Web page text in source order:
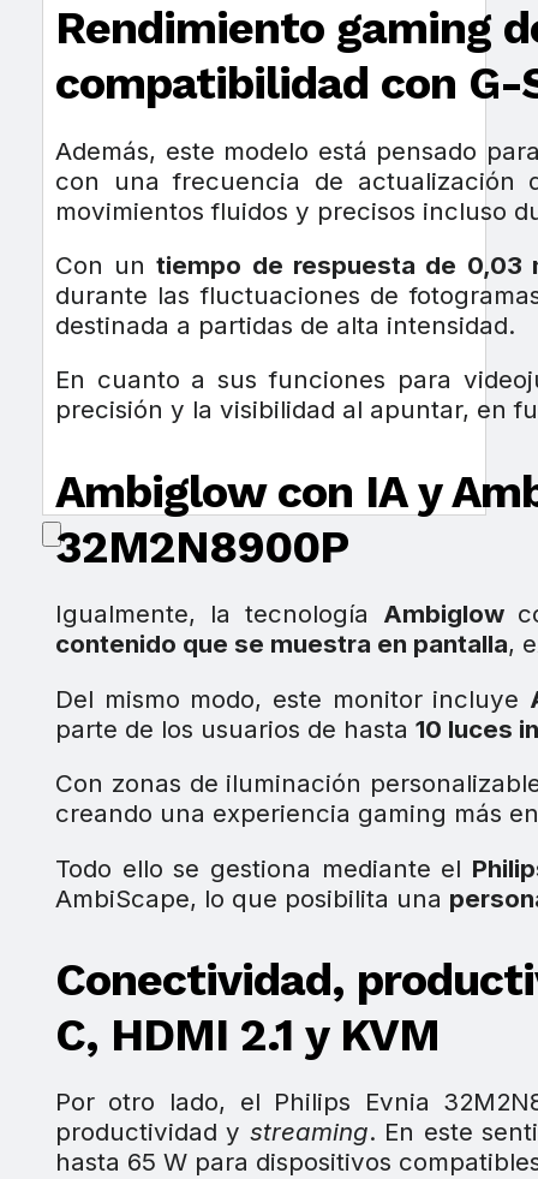
Rendimiento gaming
compatibilidad con G-
Además, este modelo está pensado
con una frecuencia de
movimientos fluidos y precisos incluso
Con untiempo de respuesta de 0,03
durante las fluctuaciones de
destinada a partidas de alta intensidad.
En cuanto a sus funciones para
precisión y la visibilidad al apuntar, en
Ambiglow con IA y
32M2N8900P
Igualmente, la tecnología Ambiglow
contenido que se muestra en pantalla,
Del mismo modo, este monitor incluye
parte de los usuarios de hasta 10 luces
Con zonas de iluminación
creando una experiencia gaming más
Todo ello se gestiona mediante el
AmbiScape, lo que posibilita una
Conectividad,
C, HDMI 2.1 y KVM
Por otro lado, el Philips Evnia
productividad y streaming. En este
hasta 65 W para dispositivos